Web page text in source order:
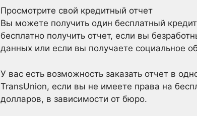
Просмотрите свой кредитный отчет
Вы можете получить один бесплатный
бесплатно получить отчет, если вы
данных или если вы получаете социальное
У вас есть возможность заказать отчет в
TransUnion, если вы не имеете права на
долларов, в зависимости от бюро.